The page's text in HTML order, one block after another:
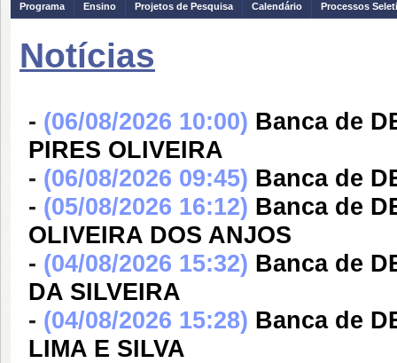
Programa Ensino Projetos de Pesquisa Calendário Processos
Notícias
- (06/08/2026 10:00) Banca de
PIRES OLIVEIRA
- (06/08/2026 09:45) Banca de
- (05/08/2026 16:12) Banca de
OLIVEIRA DOS ANJOS
- (04/08/2026 15:32) Banca de
DA SILVEIRA
- (04/08/2026 15:28) Banca de
LIMA E SILVA